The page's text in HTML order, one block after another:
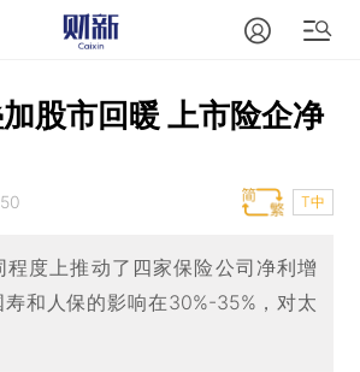
股市回暖 上市险企净
T中
程度上推动了四家保险公司净利增
和人保的影响在30%-35%，对太